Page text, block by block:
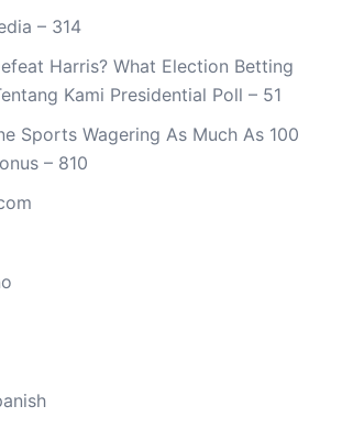
– 314
Harris? What Election Betting
Kami Presidential Poll – 51
Sports Wagering As Much As 100
– 810